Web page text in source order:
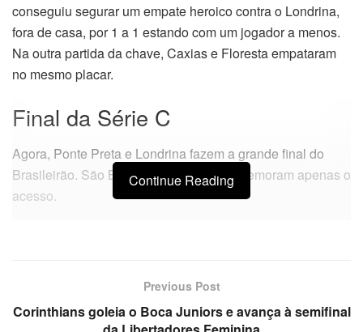
conseguiu segurar um empate heroico contra o Londrina,
fora de casa, por 1 a 1 estando com um jogador a menos.
Na outra partida da chave, Caxias e Floresta empataram
no mesmo placar.
Final da Série C
Agora, Ponte Preta e Londrina fazem a grande final do
Brasileirão. São Bernardo e Náutico comemoram apenas o
acesso.
Continue Reading
Previous Post
Corinthians goleia o Boca Juniors e avança à semifinal